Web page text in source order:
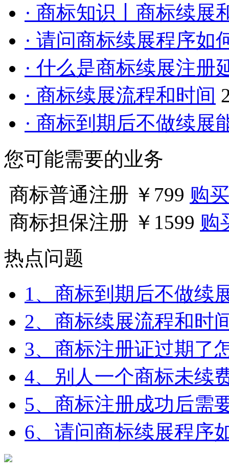
· 商标知识丨商标续展
· 请问商标续展程序如
· 什么是商标续展注册
· 商标续展流程和时间
· 商标到期后不做续展
您可能需要的业务
商标普通注册 ￥799 购买
商标担保注册 ￥1599 购
热点问题
1、商标到期后不做续
2、商标续展流程和时
3、商标注册证过期了
4、别人一个商标未续
5、商标注册成功后需
6、请问商标续展程序